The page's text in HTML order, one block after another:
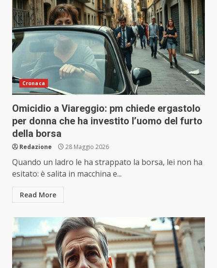
Cronaca
Omicidio a Viareggio: pm chiede ergastolo
per donna che ha investito l’uomo del furto
della borsa
Redazione 28 Maggio 2026
Quando un ladro le ha strappato la borsa, lei non ha
esitato: è salita in macchina e...
Read More